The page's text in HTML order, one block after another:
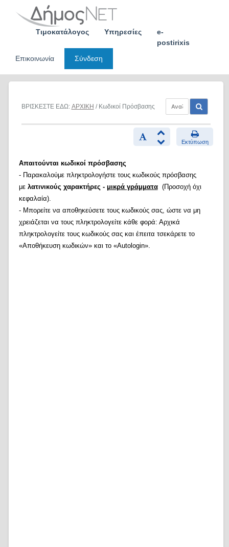
Τιμοκατάλογος Υπηρεσίες
e-
postirixis
Επικοινωνία
Σύνδεση
ΒΡΙΣΚΕΣΤΕ ΕΔΩ: ΑΡΧΙΚΗ / Κωδικοί Πρόσβασης
Εκτύπωση
Απαιτούνται κωδικοί πρόσβασης
- Παρακαλούμε πληκτρολογήστε τους κωδικούς πρόσβασης
με λατινικούς χαρακτήρες - μικρά γράμματα(Προσοχή όχι
κεφαλαία).
- Μπορείτε να αποθηκεύσετε τους κωδικούς σας, ώστε να μη
χρειάζεται να τους πληκτρολογείτε κάθε φορά: Αρχικά
πληκτρολογείτε τους κωδικούς σας και έπειτα τσεκάρετε το
«Αποθήκευση κωδικών» και το «Autologin».